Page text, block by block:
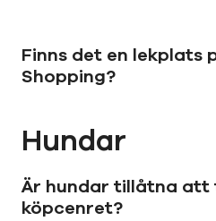
Finns det en lekplats
Shopping?
Hundar
Är hundar tillåtna att
köpcenret?